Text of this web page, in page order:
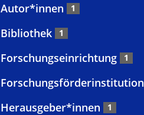
Autor*innen 1
Bibliothek 1
Forschungseinrichtung 1
Forschungsförderinstitution
Herausgeber*innen 1